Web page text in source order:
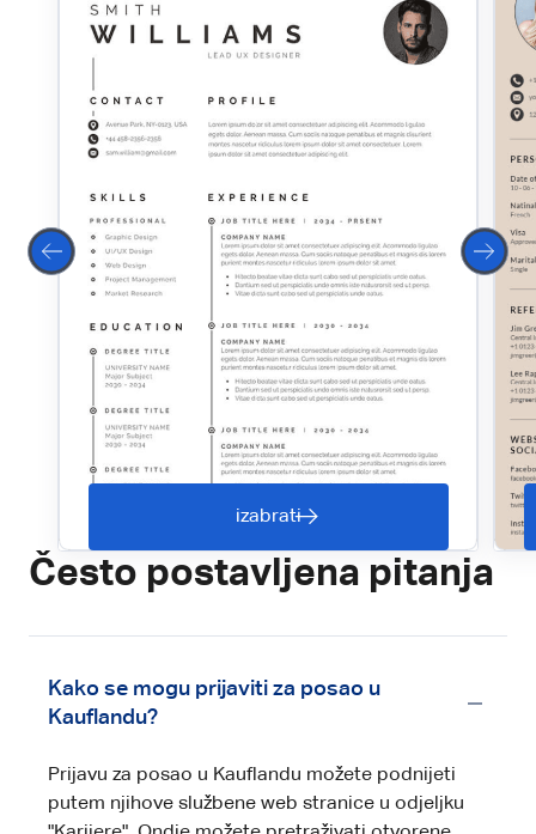
izabrati
Često postavljena pitanja
Kako se mogu prijaviti za posao u
Kauflandu?
Prijavu za posao u Kauflandu možete podnijeti
putem njihove službene web stranice u odjeljku